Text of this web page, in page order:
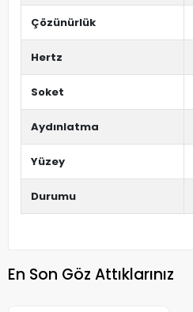
Çözünürlük
Hertz
Soket
Aydınlatma
Yüzey
Durumu
En Son Göz Attıklarınız